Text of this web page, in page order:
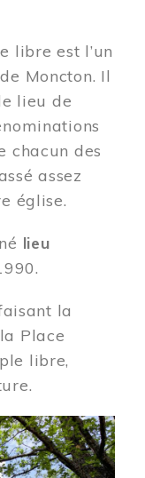
libre est l’un
Moncton. Il
lieu de
chacun des
assez
église.
lieu
la
Place
libre,